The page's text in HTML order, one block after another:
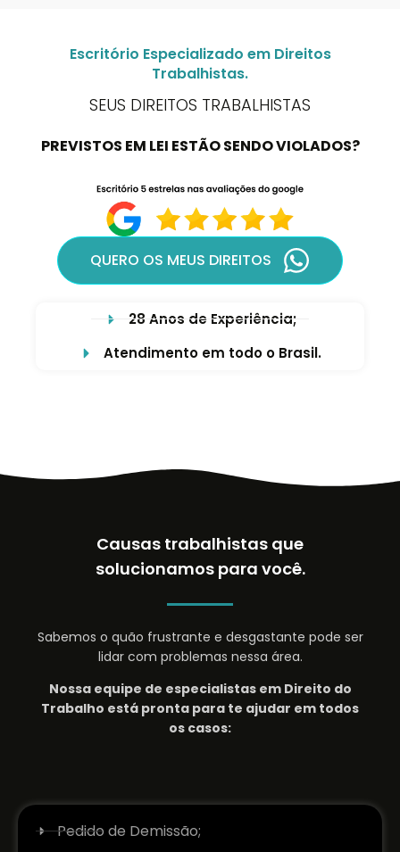
Escritório Especializado em Direitos
Trabalhistas.
SEUS DIREITOS TRABALHISTAS
PREVISTOS EM LEI ESTÃO SENDO VIOLADOS?
QUERO OS MEUS DIREITOS
28 Anos de Experiência;
Atendimento em todo o Brasil.
Causas trabalhistas que
solucionamos para você.
Sabemos o quão frustrante e desgastante pode ser
lidar com problemas nessa área.
Nossa equipe de especialistas em Direito do
Trabalho está pronta para te ajudar em todos
os casos:
Pedido de Demissão;